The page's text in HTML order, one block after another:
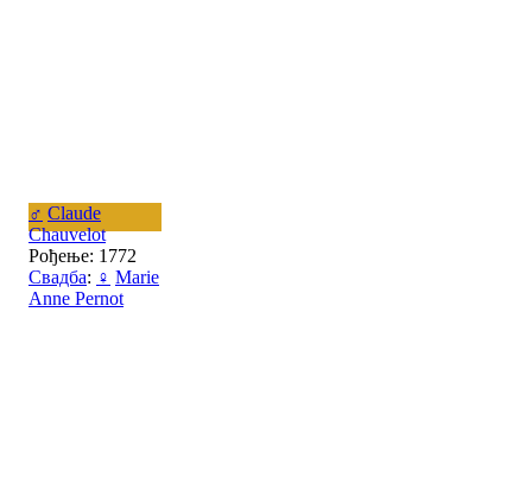
♂ Claude
Chauvelot
Рођење: 1772
Свадба: ♀ Marie
Anne Pernot